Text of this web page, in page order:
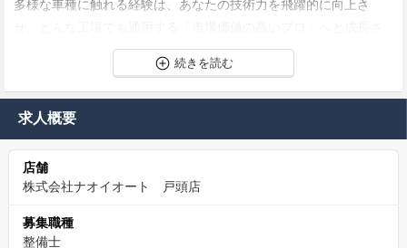
多様な車種に触れる経験は、あなたの技術力を飛躍的に向上さ
✨6か月後に“正社員”を目指せる、未経験育成枠
今回のメカニックアシスタントは 正社員登用を前提とした採用。
ャリアを築けます。
「未経験から安定した仕事に就きたい」「技術職への最初の一歩
を踏み出したい」
そんな想いに応えられる育成ポジションです。
求人概要
店舗
株式会社ナオイオート 戸頭店
募集職種
整備士